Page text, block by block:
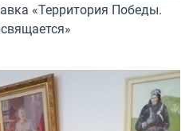
«Территория Победы.